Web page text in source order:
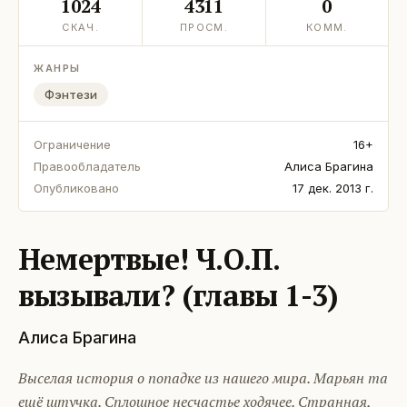
1024
СКАЧ.
4311
ПРОСМ.
0
КОММ.
ЖАНРЫ
Фэнтези
Ограничение
16+
Правообладатель
Алиса Брагина
Опубликовано
17 дек. 2013 г.
Немертвые! Ч.О.П.
вызывали? (главы 1-3)
Алиса Брагина
Выселая история о попадке из нашего мира. Марьян та
ещё штучка. Сплошное несчастье ходячее. Странная,